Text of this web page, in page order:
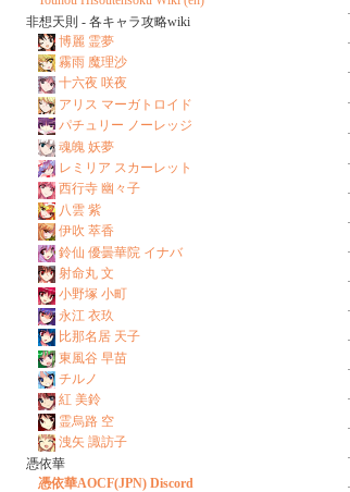
非想天則 - 各キャラ攻略wiki
博麗 霊夢
霧雨 魔理沙
十六夜 咲夜
アリス マーガトロイド
パチュリー ノーレッジ
魂魄 妖夢
レミリア スカーレット
西行寺 幽々子
八雲 紫
伊吹 萃香
鈴仙 優曇華院 イナバ
射命丸 文
小野塚 小町
永江 衣玖
比那名居 天子
東風谷 早苗
チルノ
紅 美鈴
霊烏路 空
洩矢 諏訪子
憑依華
憑依華AOCF(JPN) Discord